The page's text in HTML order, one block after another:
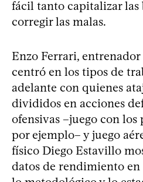
fácil tanto capitalizar las
corregir las malas.
Enzo Ferrari, entrenador
centró en los tipos de
adelante con quienes
divididos en acciones
ofensivas –juego con los
por ejemplo– y juego
físico Diego Estavillo
datos de rendimiento en